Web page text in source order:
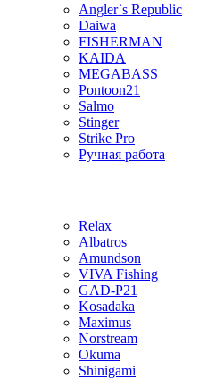
Angler`s Republic
Daiwa
FISHERMAN
KAIDA
MEGABASS
Pontoon21
Salmo
Stinger
Strike Pro
Ручная работа
Relax
Albatros
Amundson
VIVA Fishing
GAD-P21
Kosadaka
Maximus
Norstream
Okuma
Shinigami